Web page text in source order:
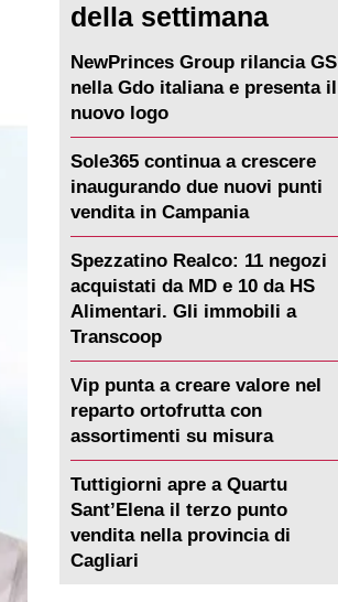
della settimana
NewPrinces Group rilancia GS
nella Gdo italiana e presenta il
nuovo logo
Sole365 continua a crescere
inaugurando due nuovi punti
vendita in Campania
Spezzatino Realco: 11 negozi
acquistati da MD e 10 da HS
Alimentari. Gli immobili a
Transcoop
Vip punta a creare valore nel
reparto ortofrutta con
assortimenti su misura
Tuttigiorni apre a Quartu
Sant’Elena il terzo punto
vendita nella provincia di
Cagliari